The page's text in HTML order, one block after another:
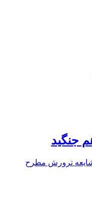
جنگید
شایعه ترورش مطرح